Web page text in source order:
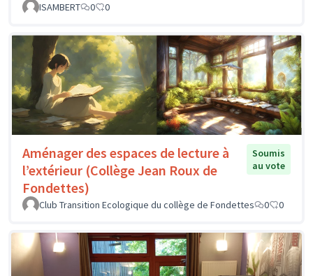
ISAMBERT
0 0
Aménager des espaces de lecture à
l’extérieur (Collège Jean Roux de
Fondettes)
Soumis
au vote
Club Transition Ecologique du collège de Fondettes 0 0